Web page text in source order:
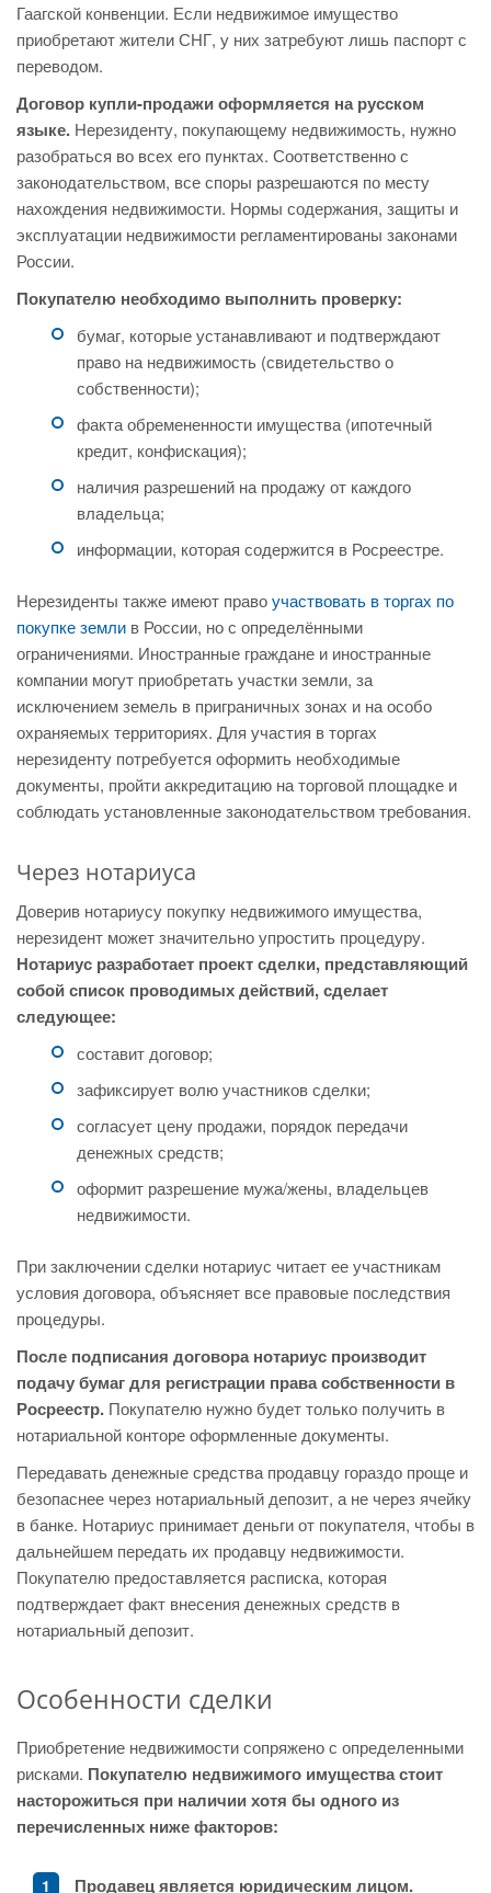
Гаагской конвенции. Если недвижимое имущество
приобретают жители СНГ, у них затребуют лишь паспорт с
переводом.
Договор купли-продажи оформляется на русском
языке. Нерезиденту, покупающему недвижимость, нужно
разобраться во всех его пунктах. Соответственно с
законодательством, все споры разрешаются по месту
нахождения недвижимости. Нормы содержания, защиты и
эксплуатации недвижимости регламентированы законами
России.
Покупателю необходимо выполнить проверку:
бумаг, которые устанавливают и подтверждают
право на недвижимость (свидетельство о
собственности);
факта обремененности имущества (ипотечный
кредит, конфискация);
наличия разрешений на продажу от каждого
владельца;
информации, которая содержится в Росреестре.
Нерезиденты также имеют правоучаствовать в торгах по
покупке земли в России, но с определёнными
ограничениями. Иностранные граждане и иностранные
компании могут приобретать участки земли, за
исключением земель в приграничных зонах и на особо
охраняемых территориях. Для участия в торгах
нерезиденту потребуется оформить необходимые
документы, пройти аккредитацию на торговой площадке и
соблюдать установленные законодательством требования.
Через нотариуса
Доверив нотариусу покупку недвижимого имущества,
нерезидент может значительно упростить процедуру.
Нотариус разработает проект сделки, представляющий
собой список проводимых действий, сделает
следующее:
составит договор;
зафиксирует волю участников сделки;
согласует цену продажи, порядок передачи
денежных средств;
оформит разрешение мужа/жены, владельцев
недвижимости.
При заключении сделки нотариус читает ее участникам
условия договора, объясняет все правовые последствия
процедуры.
После подписания договора нотариус производит
подачу бумаг для регистрации права собственности в
Росреестр. Покупателю нужно будет только получить в
нотариальной конторе оформленные документы.
Передавать денежные средства продавцу гораздо проще и
безопаснее через нотариальный депозит, а не через ячейку
в банке. Нотариус принимает деньги от покупателя, чтобы в
дальнейшем передать их продавцу недвижимости.
Покупателю предоставляется расписка, которая
подтверждает факт внесения денежных средств в
нотариальный депозит.
Особенности сделки
Приобретение недвижимости сопряжено с определенными
рисками. Покупателю недвижимого имущества стоит
насторожиться при наличии хотя бы одного из
перечисленных ниже факторов:
Продавец является юридическим лицом.